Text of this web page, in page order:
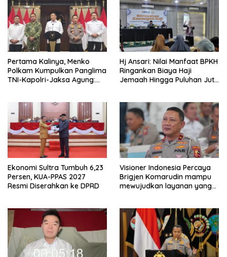
s
Pertama Kalinya, Menko
Polkam Kumpulkan Panglima
TNI-Kapolri-Jaksa Agung:
Hj Ansari: Nilai Manfaat BPKH
Ringankan Biaya Haji
Jemaah Hingga Puluhan Juta
Ekonomi Sultra Tumbuh 6,23
Persen, KUA-PPAS 2027
Resmi Diserahkan ke DPRD
Visioner Indonesia Percaya
Brigjen Komarudin mampu
mewujudkan layanan yang